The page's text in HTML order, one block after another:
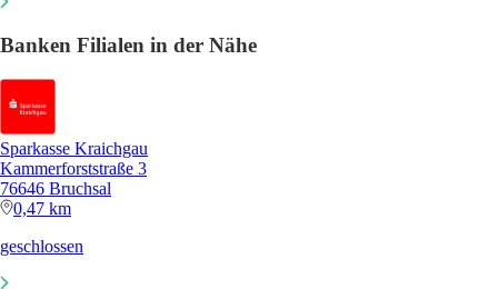
Banken Filialen in der Nähe
Sparkasse Kraichgau
Kammerforststraße 3
76646 Bruchsal
0,47 km
geschlossen